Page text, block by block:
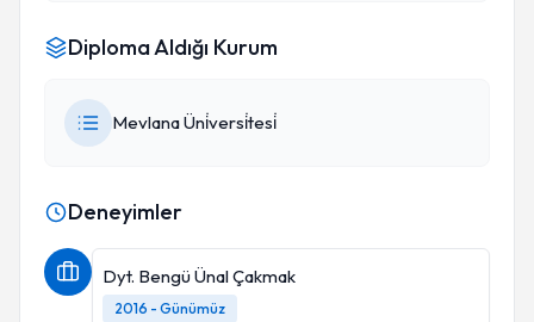
Diploma Aldığı Kurum
Mevlana Üni̇versi̇tesi̇
Deneyimler
Dyt. Bengü Ünal Çakmak
2016 - Günümüz